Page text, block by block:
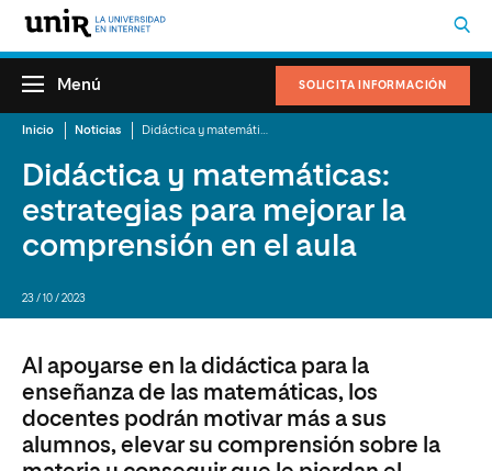
SOLICITA INFORMACIÓN
Menú
Inicio Noticias
Didáctica y matemáticas:
estrategias para mejorar la
comprensión en el aula
23 / 10 / 2023
Al apoyarse en la didáctica para la
enseñanza de las matemáticas, los
docentes podrán motivar más a sus
alumnos, elevar su comprensión sobre la